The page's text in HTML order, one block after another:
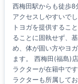
西梅田駅からも徒歩8
アクセスしやすいで
トヨガを提供するこ
ることに固執せず、
め、体が固い方やヨ
ます。 西梅田(福島)
ラクターが在籍中で
ラクターも所属して